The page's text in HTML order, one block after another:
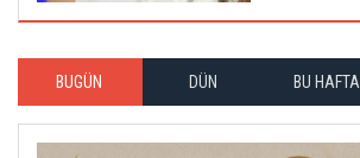
BUGÜN DÜN BU HAFTA